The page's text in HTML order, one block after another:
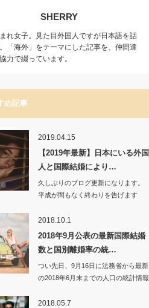
SHERRY
れ女子。見た目外国人ですが日本語を話
「海外」をテーマにした記事を、仲間達
力で綴っています。
め記事
2019.04.15
【2019年最新】日本にいる外国
人と国際結婚により…
久しぶりのブログ更新になります。
平成が間もなく終わりを告げます
2018.10.1
2018年9月公表の最新国際結婚
数と国別離婚率の統…
つい先日、9月16日に法務省から最新
の2018年6月末までの人口の統計情報
2018.05.7